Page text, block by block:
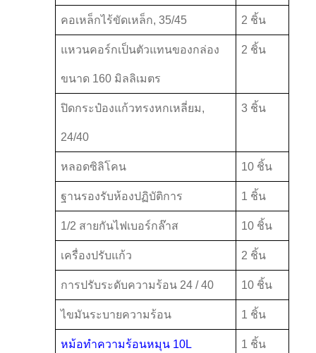
คอเหล็กไร้ขัดเหล็ก, 35/45 2 ชิ้น
แหวนคอร์กเป็นตัวแทนของกล่อง
ขนาด 160 มิลลิเมตร
2 ชิ้น
ปิดกระป๋องแก้วทรงหกเหลี่ยม,
24/40
3 ชิ้น
หลอดซิลิโคน 10 ชิ้น
ฐานรองรับห้องปฏิบัติการ 1 ชิ้น
1/2 สายกันไฟเบอร์กล๊าส 10 ชิ้น
เครื่องปรับแก้ว 2 ชิ้น
การปรับระดับความร้อน 24 / 40 10 ชิ้น
ไขมันระบายความร้อน 1 ชิ้น
หม้อทําความร้อนหมุน 10L 1 ชิ้น